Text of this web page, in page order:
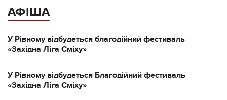
АФІША
У Рівному відбудеться благодійний фестиваль
«Західна Ліга Сміху»
У Рівному відбудеться Благодійний фестиваль
«Західна Ліга Сміху»